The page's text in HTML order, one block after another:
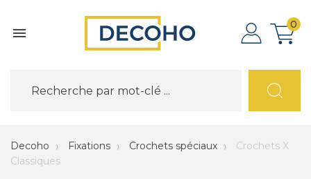

0
Decoho Fixations Crochets spéciaux
Crochets X
Classiques